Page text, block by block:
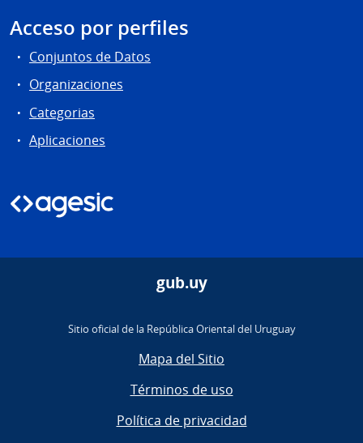
Acceso por perfiles
Conjuntos de Datos
Organizaciones
Categorias
Aplicaciones
gub.uy
Sitio oficial de la República Oriental del Uruguay
Mapa del Sitio
Términos de uso
Política de privacidad